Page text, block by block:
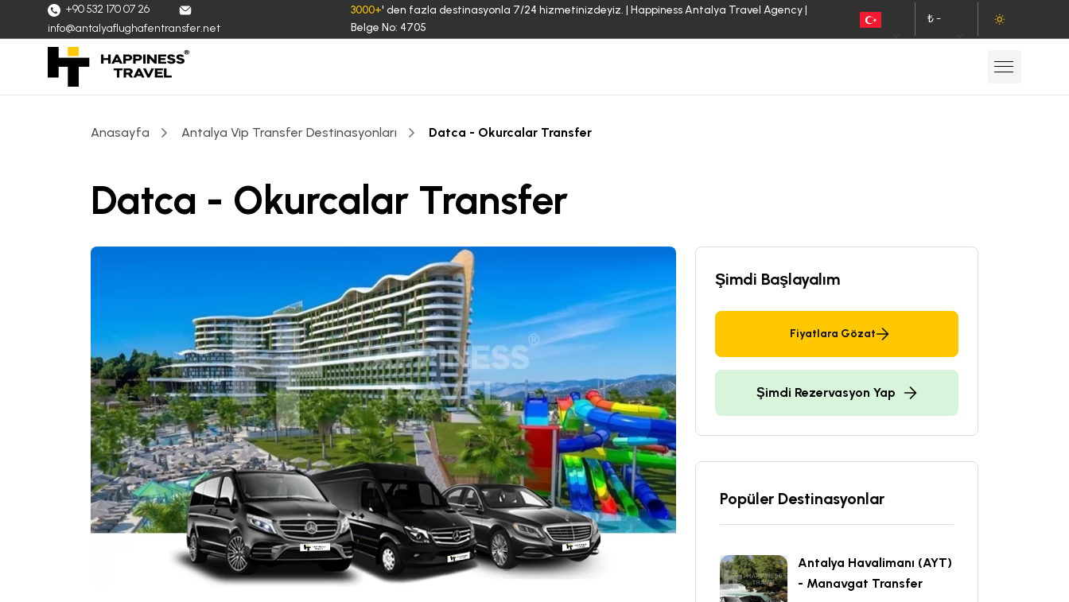
+90 532 170 07 26
info@antalyaflughafentransfer.net
3000+' den fazla destinasyonla 7/24 hizmetinizdeyiz. | Happiness Antalya Travel Agency |
Belge No: 4705
₺ -
Anasayfa Antalya Vip Transfer Destinasyonları Datca - Okurcalar Transfer
Datca - Okurcalar Transfer
Şimdi Başlayalım
Fiyatlara Gözat
Şimdi Rezervasyon Yap
Popüler Destinasyonlar
Antalya Havalimanı (AYT)
- Manavgat Transfer